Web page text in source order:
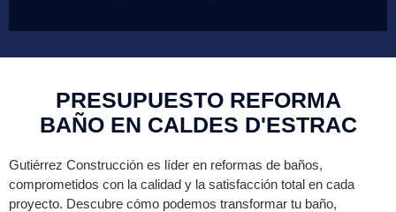
PRESUPUESTO REFORMA
BAÑO EN CALDES D'ESTRAC
Gutiérrez Construcción es líder en reformas de baños,
comprometidos con la calidad y la satisfacción total en cada
proyecto. Descubre cómo podemos transformar tu baño,